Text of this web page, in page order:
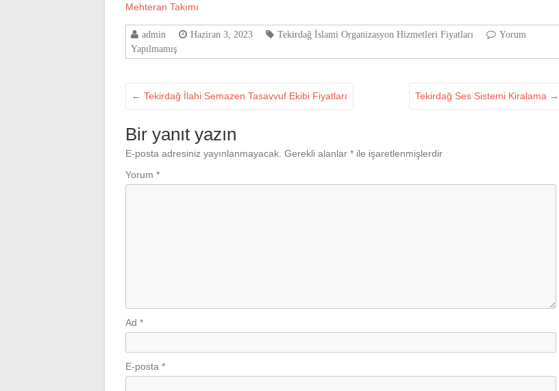
Mehteran Takımı
admin Haziran 3, 2023 Tekirdağ İslami Organizasyon Hizmetleri Fiyatları
Yorum
Yapılmamış
← Tekirdağ İlahi Semazen Tasavvuf Ekibi Fiyatları Tekirdağ Ses Sistemi Kiralama →
Bir yanıt yazın
E-posta adresiniz yayınlanmayacak. Gerekli alanlar * ile işaretlenmişlerdir
Yorum *
Ad *
E-posta *